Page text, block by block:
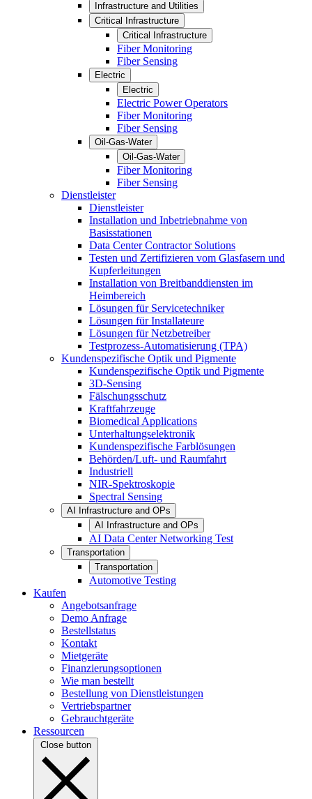
Infrastructure and Utilities
Critical Infrastructure
Critical Infrastructure
Fiber Monitoring
Fiber Sensing
Electric
Electric
Electric Power Operators
Fiber Monitoring
Fiber Sensing
Oil-Gas-Water
Oil-Gas-Water
Fiber Monitoring
Fiber Sensing
Dienstleister
Dienstleister
Installation und Inbetriebnahme von
Basisstationen
Data Center Contractor Solutions
Testen und Zertifizieren vom Glasfasern und
Kupferleitungen
Installation von Breitbanddiensten im
Heimbereich
Lösungen für Servicetechniker
Lösungen für Installateure
Lösungen für Netzbetreiber
Testprozess-Automatisierung (TPA)
Kundenspezifische Optik und Pigmente
Kundenspezifische Optik und Pigmente
3D-Sensing
Fälschungsschutz
Kraftfahrzeuge
Biomedical Applications
Unterhaltungselektronik
Kundenspezifische Farblösungen
Behörden/Luft- und Raumfahrt
Industriell
NIR-Spektroskopie
Spectral Sensing
AI Infrastructure and OPs
AI Infrastructure and OPs
AI Data Center Networking Test
Transportation
Transportation
Automotive Testing
Kaufen
Angebotsanfrage
Demo Anfrage
Bestellstatus
Kontakt
Mietgeräte
Finanzierungsoptionen
Wie man bestellt
Bestellung von Dienstleistungen
Vertriebspartner
Gebrauchtgeräte
Ressourcen
Close button